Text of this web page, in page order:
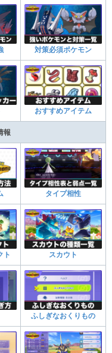
対策必須ポケモン
おすすめアイテム
報
タイプ相性
ト スカウト
ふしぎなおくりもの